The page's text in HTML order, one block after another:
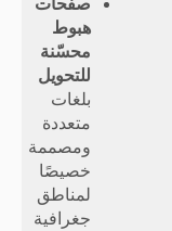
هبوط
محسّنة
للتحويل
بلغات
متعددة
ومصممة
خصيصًا
لمناطق
جغرافية